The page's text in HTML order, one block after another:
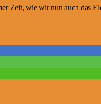
Zeit, wie wir nun auch das